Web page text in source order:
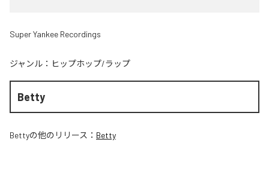
Super Yankee Recordings
ジャンル： ヒップホップ/ラップ
Betty
Bettyの他のリリース： Betty